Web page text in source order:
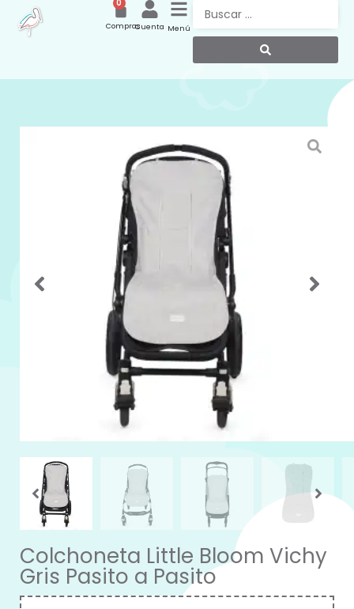
Menú
Cuenta
0
Compras
Colchoneta Little Bloom Vichy
Gris Pasito a Pasito